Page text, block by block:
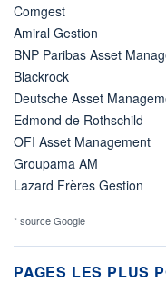
Comgest
Amiral Gestion
BNP Paribas Asset
Blackrock
Deutsche Asset
Edmond de Rothschild
OFI Asset Management
Groupama AM
Lazard Frères Gestion
* source Google
PAGES LES PLUS